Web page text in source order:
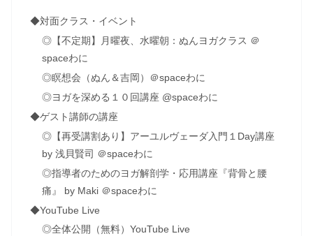
◆対面クラス・イベント
◎【不定期】月曜夜、水曜朝：ぬんヨガクラス ＠
spaceわに
◎瞑想会（ぬん＆吉岡）＠spaceわに
◎ヨガを深める１０回講座 @spaceわに
◆ゲスト講師の講座
◎【再受講割あり】アーユルヴェーダ入門１Day講座
by 浅貝賢司 ＠spaceわに
◎指導者のためのヨガ解剖学・応用講座『背骨と腰
痛』 by Maki ＠spaceわに
◆YouTube Live
◎全体公開（無料）YouTube Live